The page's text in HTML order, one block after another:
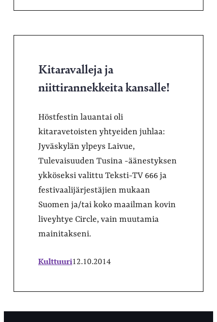
Kitaravalleja ja
niittirannekkeita kansalle!
Höstfestin lauantai oli
kitaravetoisten yhtyeiden juhlaa:
Jyväskylän ylpeys Laivue,
Tulevaisuuden Tusina -äänestyksen
ykköseksi valittu Teksti-TV 666 ja
festivaalijärjestäjien mukaan
Suomen ja/tai koko maailman kovin
liveyhtye Circle, vain muutamia
mainitakseni.
Kulttuuri12.10.2014